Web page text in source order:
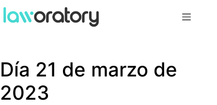
Día 21 de marzo de
2023